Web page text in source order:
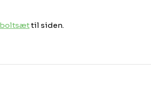
til siden.